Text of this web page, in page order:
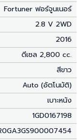
Fortuner ฟอร์จูนเนอร์
2.8 V 2WD
2016
ดีเซล 2,800 cc.
สีขาว
Auto (อัตโนมัติ)
เบาะหนัง
1GD0167198